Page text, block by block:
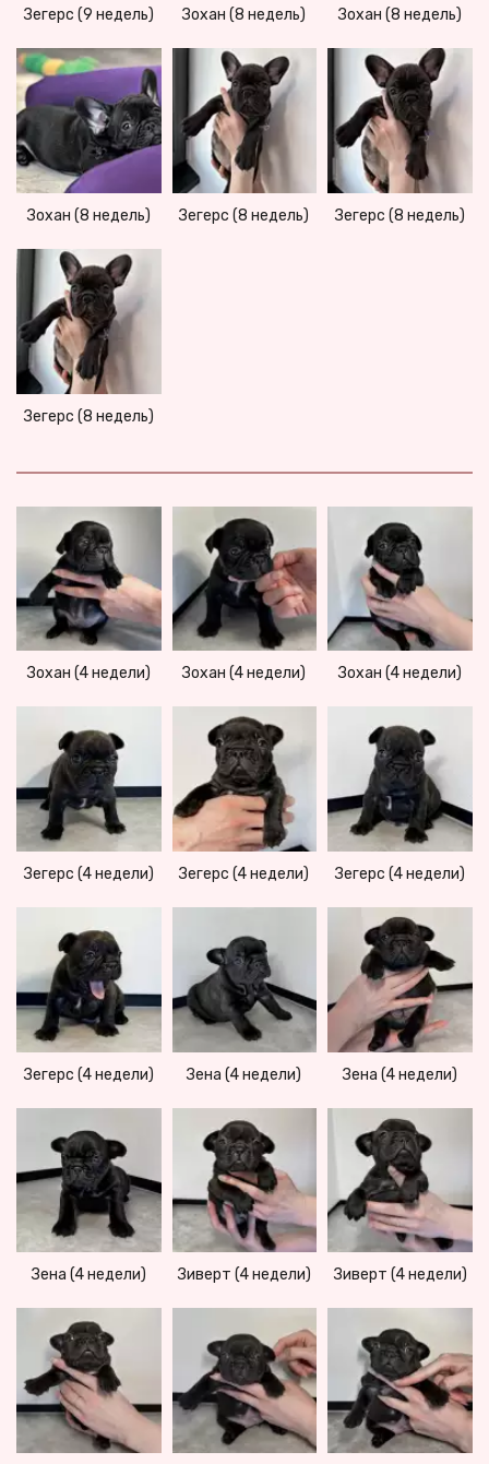
Зегерс (9 недель) Зохан (8 недель) Зохан (8 недель)
Зохан (8 недель) Зегерс (8 недель) Зегерс (8 недель)
Зегерс (8 недель)
Зохан (4 недели) Зохан (4 недели) Зохан (4 недели)
Зегерс (4 недели) Зегерс (4 недели) Зегерс (4 недели)
Зегерс (4 недели) Зена (4 недели) Зена (4 недели)
Зена (4 недели) Зиверт (4 недели) Зиверт (4 недели)